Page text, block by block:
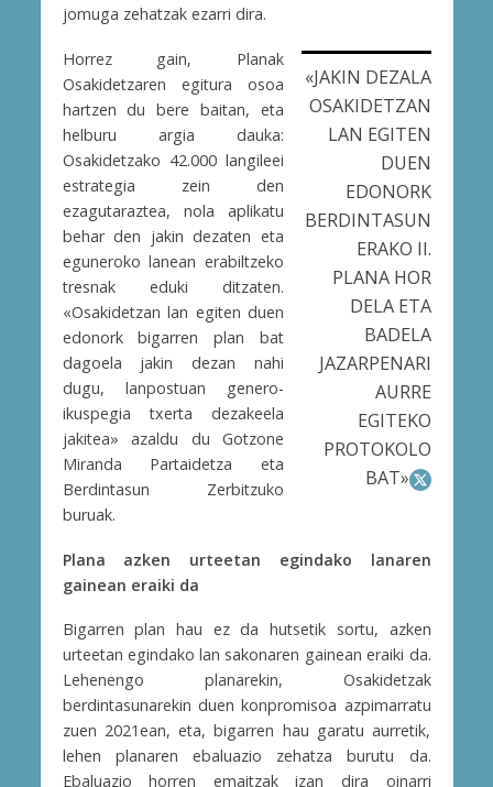
jomuga zehatzak ezarri dira.
«JAKIN DEZALA
OSAKIDETZAN
LAN EGITEN
DUEN
EDONORK
BERDINTASUN
ERAKO II.
PLANA HOR
DELA ETA
BADELA
JAZARPENARI
AURRE
EGITEKO
PROTOKOLO
BAT»
Horrez gain,
Planak
Osakidetzaren egitura osoa
hartzen du bere baitan, eta
helburu argia dauka:
Osakidetzako 42.000 langileei
estrategia zein den
ezagutaraztea, nola aplikatu
behar den jakin dezaten eta
eguneroko lanean erabiltzeko
tresnak eduki ditzaten.
«Osakidetzan lan egiten duen
edonork bigarren plan bat
dagoela jakin dezan nahi
dugu, lanpostuan genero-
ikuspegia txerta dezakeela
jakitea» azaldu du Gotzone
Miranda Partaidetza eta
Berdintasun Zerbitzuko
buruak.
Plana azken urteetan egindako lanaren
gainean eraiki da
Bigarren plan hau ez da hutsetik sortu, azken
urteetan egindako lan sakonaren gainean eraiki da.
Lehenengo planarekin, Osakidetzak
berdintasunarekin duen konpromisoa azpimarratu
zuen 2021ean, eta, bigarren hau garatu aurretik,
lehen planaren ebaluazio zehatza burutu da.
Ebaluazio horren emaitzak izan dira oinarri